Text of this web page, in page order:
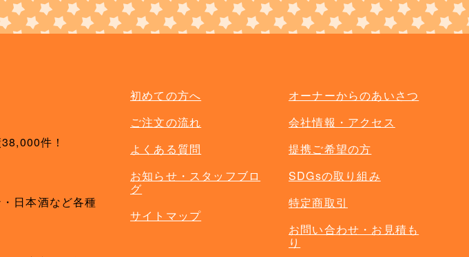
メニュー 単品オプション
件！
日本酒など各種
初めての方へ
ご注文の流れ
よくある質問
お知らせ・スタッフブロ
グ
サイトマップ
オーナーからのあいさつ
会社情報・アクセス
提携ご希望の方
SDGsの取り組み
特定商取引
お問い合わせ・お見積も
り